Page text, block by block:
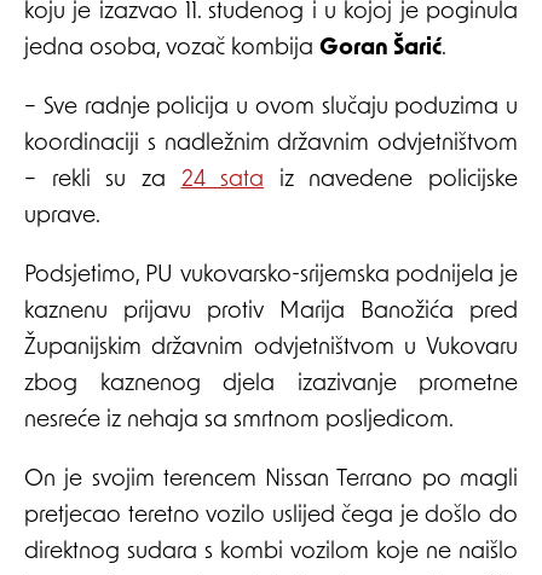
koju je izazvao 11. studenog i u kojoj je poginula
jedna osoba, vozač kombija Goran Šarić.
– Sve radnje policija u ovom slučaju poduzima u
koordinaciji s nadležnim državnim odvjetništvom
– rekli su za 24 sata iz navedene policijske
uprave.
Podsjetimo, PU vukovarsko-srijemska podnijela je
kaznenu prijavu protiv Marija Banožića pred
Županijskim državnim odvjetništvom u Vukovaru
zbog kaznenog djela izazivanje prometne
nesreće iz nehaja sa smrtnom posljedicom.
On je svojim terencem Nissan Terrano po magli
pretjecao teretno vozilo uslijed čega je došlo do
direktnog sudara s kombi vozilom koje ne naišlo